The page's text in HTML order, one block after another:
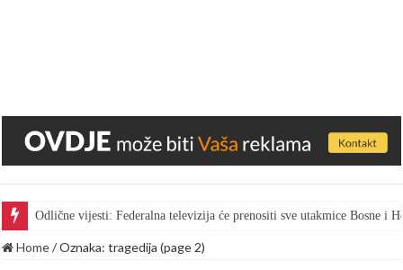
Odlične vijesti: Federalna televizija će prenositi sve utakmice Bosne i
Gest za pohvalu: Bingo skratio vrijeme marketa kako bi radnici gledali
Home/Oznaka:tragedija (page 2)